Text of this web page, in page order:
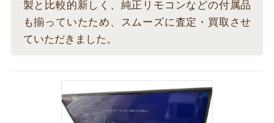
製と比較的新しく、純正リモコンなどの付属品
も揃っていたため、スムーズに査定・買取させ
ていただきました。